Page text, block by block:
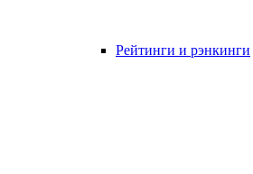
Рейтинги и рэнкинги